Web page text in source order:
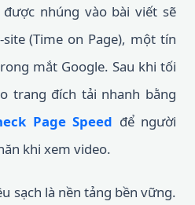
nhúng vào bài viết sẽ
(Time on Page), một tín
mắt Google. Sau khi tối
trang đích tải nhanh bằng
Page Speed để người
khi xem video.
sạch là nền tảng bền vững.